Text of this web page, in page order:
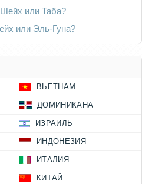
или Таба?
или Эль-Гуна?
ВЬЕТНАМ
ДОМИНИКАНА
ИЗРАИЛЬ
ИНДОНЕЗИЯ
ИТАЛИЯ
КИТАЙ